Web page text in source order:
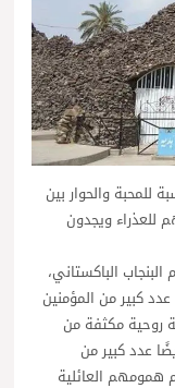
للمحبة والحوار بين
للعذراء ويجدون
الباكستاني،
كبير من المؤمنين
روحية مكثفة من
عدد كبير من
همومهم العائلية